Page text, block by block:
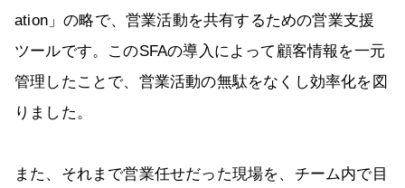
ation」の略で、営業活動を共有するための営業支援
ツールです。このSFAの導入によって顧客情報を一元
管理したことで、営業活動の無駄をなくし効率化を図
りました。
また、それまで営業任せだった現場を、チーム内で目